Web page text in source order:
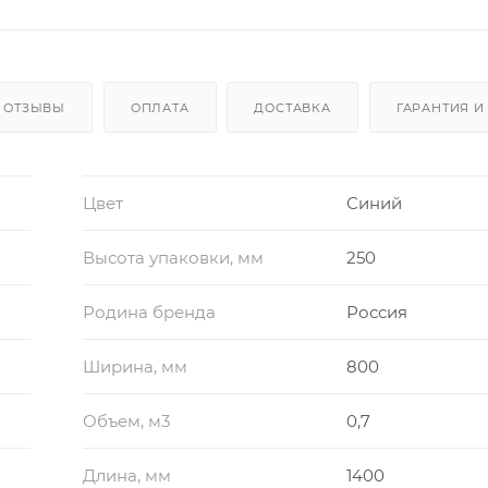
ОТЗЫВЫ ОПЛАТА ДОСТАВКА ГАРАНТИЯ
Цвет Синий
Высота упаковки, мм 250
Родина бренда Россия
Ширина, мм 800
Объем, м3 0,7
Длина, мм 1400